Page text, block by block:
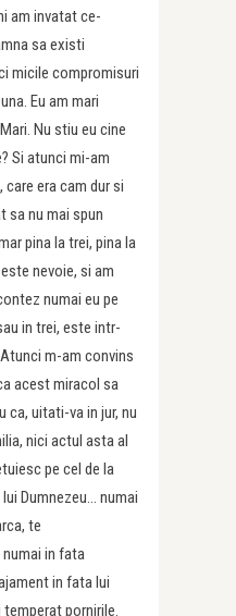
am invatat ce-
sa existi
micile compromisuri
Eu am mari
Nu stiu eu cine
Si atunci mi-am
era cam dur si
sa nu mai spun
pina la trei, pina la
nevoie, si am
numai eu pe
in trei, este intr-
m-am convins
acest miracol sa
ca, uitati-va in jur, nu
nici actul asta al
pe cel de la
Dumnezeu… numai
te
in fata
in fata lui
temperat pornirile.